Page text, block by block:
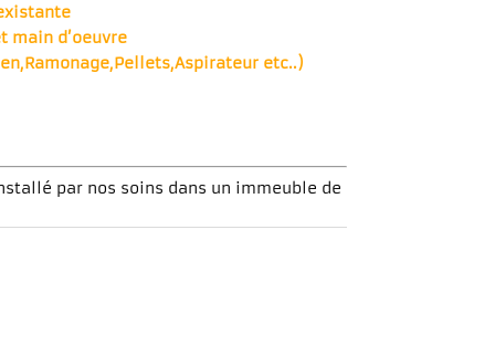
main d’oeuvre
etc..)
par nos soins dans un immeuble de